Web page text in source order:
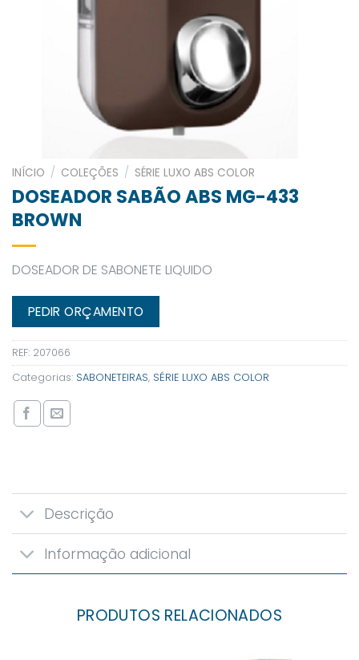
INÍCIO / COLEÇÕES / SÉRIE LUXO ABS COLOR
DOSEADOR SABÃO ABS MG-433
BROWN
DOSEADOR DE SABONETE LIQUIDO
PEDIR ORÇAMENTO
REF: 207066
Categorias: SABONETEIRAS, SÉRIE LUXO ABS COLOR
Descrição
Informação adicional
PRODUTOS RELACIONADOS